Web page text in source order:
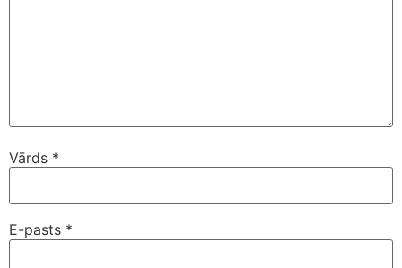
Vārds *
E-pasts *